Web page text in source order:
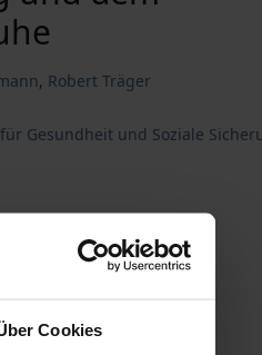
Cookies
, Robert Träger
Gesundheit und Soziale